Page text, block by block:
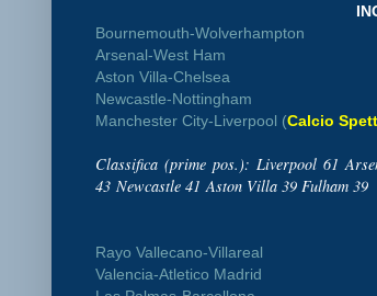
Bournemouth-Wolverhampton
Arsenal-West Ham
Aston Villa-Chelsea
Newcastle-Nottingham
Manchester City-Liverpool (Calcio
Classifica (prime pos.): Liverpool 61
43 Newcastle 41 Aston Villa 39 Fulham 39
Rayo Vallecano-Villareal
Valencia-Atletico Madrid